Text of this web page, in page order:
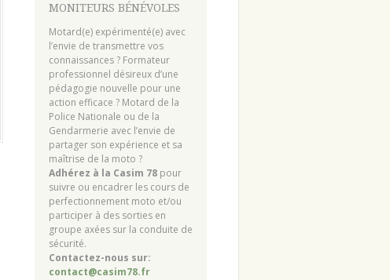
MONITEURS BÉNÉVOLES
Motard(e) expérimenté(e) avec
l’envie de transmettre vos
connaissances ? Formateur
professionnel désireux d’une
pédagogie nouvelle pour une
action efficace ? Motard de la
Police Nationale ou de la
Gendarmerie avec l’envie de
partager son expérience et sa
maîtrise de la moto ?
Adhérez à la Casim 78pour
suivre ou encadrer les cours de
perfectionnement moto et/ou
participer à des sorties en
groupe axées sur la conduite de
sécurité.
Contactez-nous sur:
contact@casim78.fr